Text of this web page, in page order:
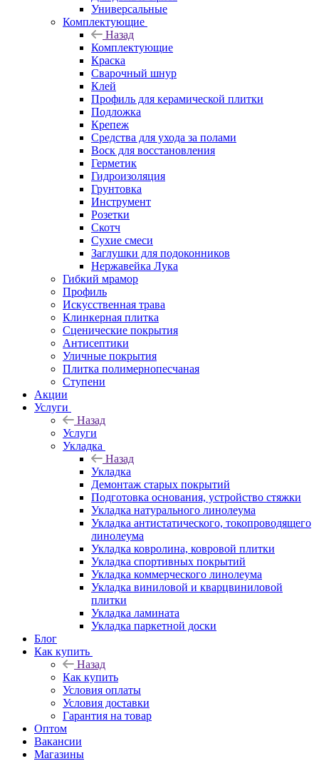
Универсальные
Комплектующие
Назад
Комплектующие
Краска
Сварочный шнур
Клей
Профиль для керамической плитки
Подложка
Крепеж
Средства для ухода за полами
Воск для восстановления
Герметик
Гидроизоляция
Грунтовка
Инструмент
Розетки
Скотч
Сухие смеси
Заглушки для подоконников
Нержавейка Лука
Гибкий мрамор
Профиль
Искусственная трава
Клинкерная плитка
Сценические покрытия
Антисептики
Уличные покрытия
Плитка полимернопесчаная
Ступени
Акции
Услуги
Назад
Услуги
Укладка
Назад
Укладка
Демонтаж старых покрытий
Подготовка основания, устройство стяжки
Укладка натурального линолеума
Укладка антистатического, токопроводящего
линолеума
Укладка ковролина, ковровой плитки
Укладка спортивных покрытий
Укладка коммерческого линолеума
Укладка виниловой и кварцвиниловой
плитки
Укладка ламината
Укладка паркетной доски
Блог
Как купить
Назад
Как купить
Условия оплаты
Условия доставки
Гарантия на товар
Оптом
Вакансии
Магазины